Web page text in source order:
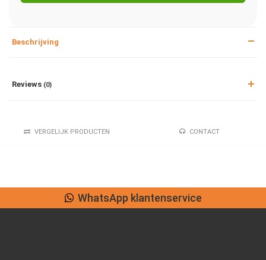
Beschrijving
Reviews (0)
VERGELIJK PRODUCTEN CONTACT
WhatsApp klantenservice